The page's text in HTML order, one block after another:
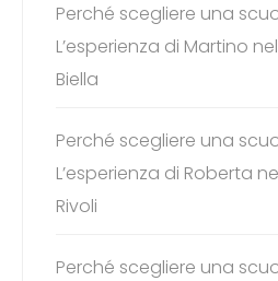
Perché scegliere una
L’esperienza di Martino
Biella
Perché scegliere una
L’esperienza di Roberta
Rivoli
Perché scegliere una